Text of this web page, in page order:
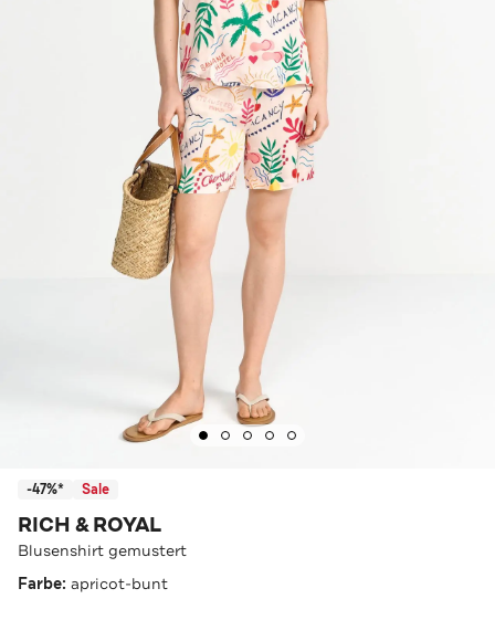
-47%* Sale
RICH & ROYAL
Blusenshirt gemustert
Farbe: apricot-bunt